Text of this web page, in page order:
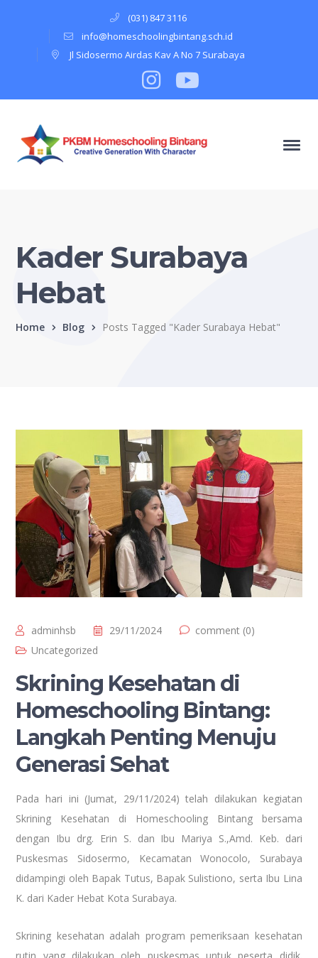
(031) 847 3116
info@homeschoolingbintang.sch.id
Jl Sidosermo Airdas Kav A No 7 Surabaya
Instagram
Profile
Youtube
Kader Surabaya
Hebat
Home Blog Posts Tagged "Kader Surabaya Hebat"
adminhsb 29/11/2024
comment (0)
Uncategorized
Skrining Kesehatan di
Homeschooling Bintang:
Langkah Penting Menuju
Generasi Sehat
Pada hari ini (Jumat, 29/11/2024) telah dilakukan kegiatan
Skrining Kesehatan di Homeschooling Bintang bersama
dengan Ibu drg. Erin S. dan Ibu Mariya S.,Amd. Keb. dari
Puskesmas Sidosermo, Kecamatan Wonocolo, Surabaya
didampingi oleh Bapak Tutus, Bapak Sulistiono, serta Ibu Lina
K. dari Kader Hebat Kota Surabaya.
Skrining kesehatan adalah program pemeriksaan kesehatan